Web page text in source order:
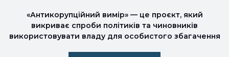
«Антикорупційний вимір» — це проєкт, який
викриває спроби політиків та чиновників
використовувати владу для особистого збагачення